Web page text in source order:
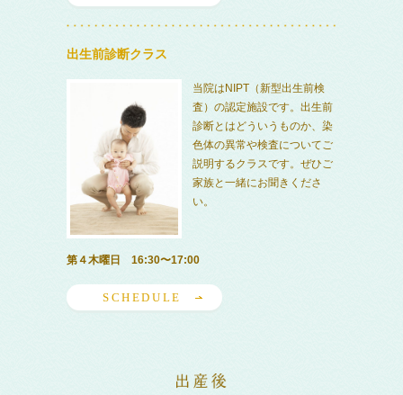
出生前診断クラス
当院はNIPT（新型出生前検
査）の認定施設です。出生前
診断とはどういうものか、染
色体の異常や検査についてご
説明するクラスです。ぜひご
家族と一緒にお聞きくださ
い。
第４木曜日 16:30〜17:00
SCHEDULE